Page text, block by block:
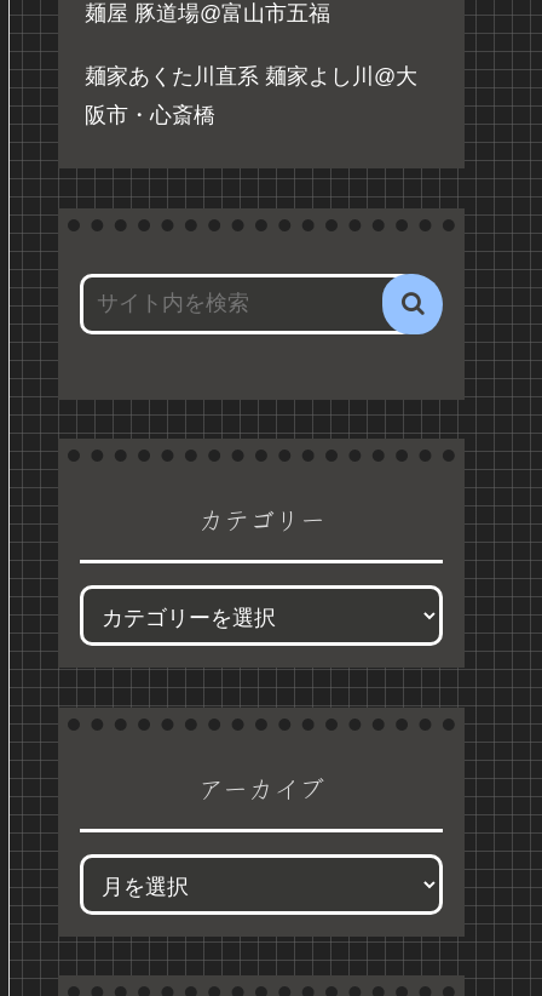
麺屋 豚道場@富山市五福
麺家あくた川直系 麺家よし川@大
阪市・心斎橋
カテゴリー
アーカイブ